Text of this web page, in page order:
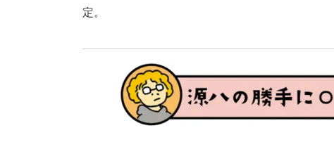
定。